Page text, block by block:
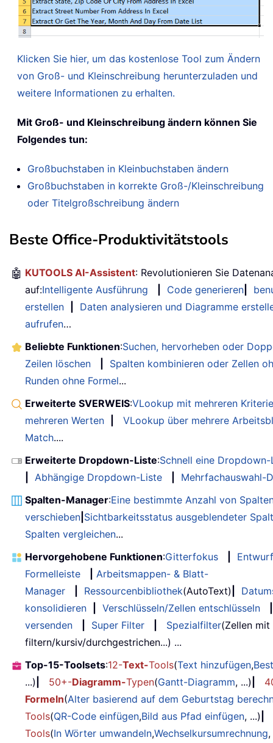
Klicken Sie hier, um das kostenlose Tool zum Ändern
von Groß- und Kleinschreibung herunterzuladen und
weitere Informationen zu erhalten.
Mit Groß- und Kleinschreibung ändern können Sie
Folgendes tun:
Großbuchstaben in Kleinbuchstaben ändern
Großbuchstaben in korrekte Groß-/Kleinschreibung
oder Titelgroßschreibung ändern
Beste Office-Produktivitätstools
🤖 KUTOOLS AI-Assistent: Revolutionieren Sie
auf:Intelligente Ausführung Code generieren
erstellen
Daten analysieren und Diagramme
aufrufen…
Beliebte Funktionen:Suchen, hervorheben oder
Zeilen löschen
Spalten kombinieren oder Zellen
Runden ohne Formel...
Erweiterte SVERWEIS:VLookup mit mehreren
mehreren Werten
VLookup über mehrere
Match....
Erweiterte Dropdown-Liste:Schnell eine
Abhängige Dropdown-Liste
Mehrfachauswahl-
Spalten-Manager:Eine bestimmte Anzahl von
verschieben Sichtbarkeitsstatus ausgeblendeter
Spalten vergleichen...
Hervorgehobene Funktionen:Gitterfokus
Entwurf
Formelleiste
Arbeitsmappen- & Blatt-
Manager
Ressourcenbibliothek(AutoText)
konsolidieren
Verschlüsseln/Zellen entschlüsseln
versenden
Super Filter Spezialfilter(Zellen
filtern/kursiv/durchgestrichen...) ...
Top-15-Toolsets:12-Text-Tools(Text hinzufügen,
...)
50+-Diagramm-Typen(Gantt-Diagramm, ...)
Formeln(Alter basierend auf dem Geburtstag
Tools(QR-Code einfügen,Bild aus Pfad einfügen, ...)
Tools(In Wörter umwandeln,Wechselkursumrechnung